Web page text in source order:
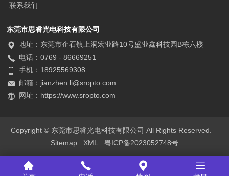
联系我们
东莞市思睿光电科技有限公司
地址：东莞市企石镇上洞宏业路10号盛业鑫科技园B栋六楼
电话：0769 - 86669251
手机：18925569308
邮箱：jianzhen.li@sropto.com
网址：https://www.sropto.com
Copyright © 东莞市思睿光电科技有限公司 All Rights Reserved.
Sitemap
XML 粤ICP备2023052748号